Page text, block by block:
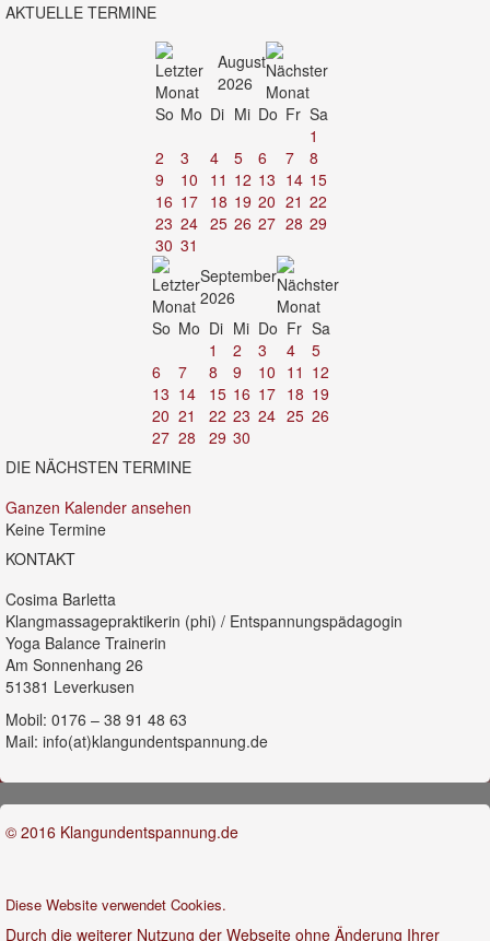
AKTUELLE TERMINE
August
2026
So Mo Di Mi Do Fr Sa
1
2
3 4 5 6 7
8
9
10 11 12 13 14 15
16 17 18 19 20 21 22
23 24 25 26 27 28 29
30 31
September
2026
So Mo Di Mi Do Fr Sa
1
2 3 4
5
6
7 8 9 10 11 12
13 14 15 16 17 18 19
20 21 22 23 24 25 26
27 28 29 30
DIE NÄCHSTEN TERMINE
Ganzen Kalender ansehen
Keine Termine
KONTAKT
Cosima Barletta
Klangmassagepraktikerin (phi) / Entspannungspädagogin
Yoga Balance Trainerin
Am Sonnenhang 26
51381 Leverkusen
Mobil: 0176 – 38 91 48 63
Mail: info(at)klangundentspannung.de
© 2016 Klangundentspannung.de
Diese Website verwendet Cookies.
Durch die weiterer Nutzung der Webseite ohne Änderung Ihrer